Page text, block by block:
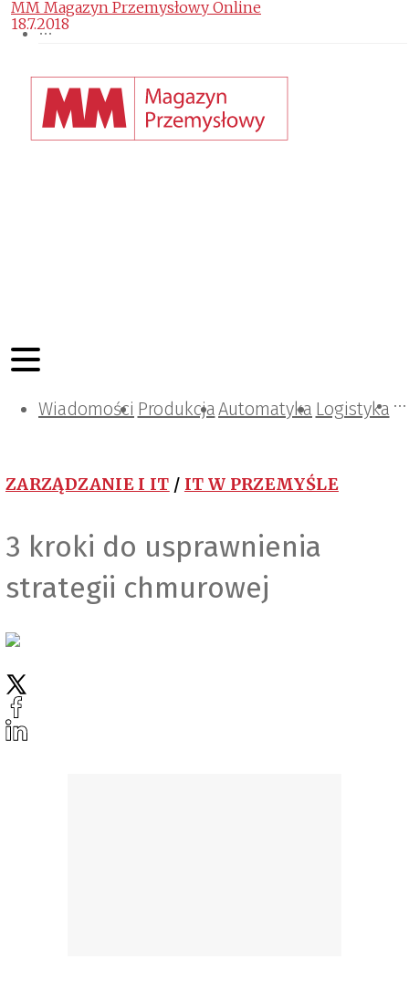
Wiadomości ProdukcjaAutomatyka Logistyka
Projektowanie i konstrukcje
Zarządzanie i IT
Tematy specjalne
ZARZĄDZANIE I IT / IT W PRZEMYŚLE
3 kroki do usprawnienia
strategii chmurowej
MM Magazyn Przemysłowy Online
18.7.2018